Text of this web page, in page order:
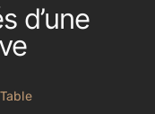
d’une